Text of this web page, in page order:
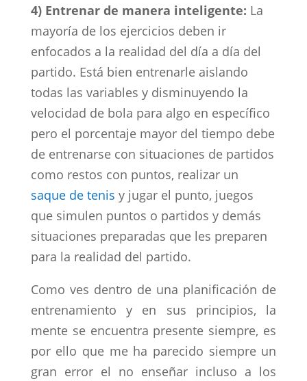
4) Entrenar de manera inteligente: La
mayoría de los ejercicios deben ir
enfocados a la realidad del día a día del
partido. Está bien entrenarle aislando
todas las variables y disminuyendo la
velocidad de bola para algo en específico
pero el porcentaje mayor del tiempo debe
de entrenarse con situaciones de partidos
como restos con puntos, realizar un
saque de tenis y jugar el punto, juegos
que simulen puntos o partidos y demás
situaciones preparadas que les preparen
para la realidad del partido.
Como ves dentro de una planificación de
entrenamiento y en sus principios, la
mente se encuentra presente siempre, es
por ello que me ha parecido siempre un
gran error el no enseñar incluso a los